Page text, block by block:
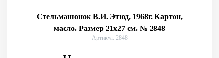
Стельмашонок В.И. Этюд, 1968г. Картон,
масло. Размер 21х27 см. № 2848
Артикул: 2848